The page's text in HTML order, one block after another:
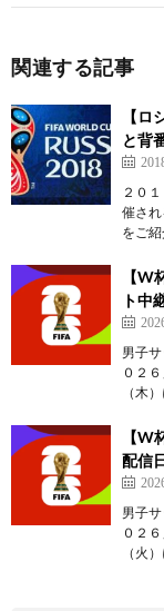
関連する記事
【
と背
２０
催さ
をご
【
ト中
男子
０２
（木
【
配信
男子
０２
（火